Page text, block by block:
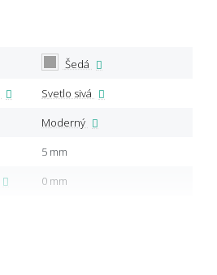
Šedá
Svetlo sivá
Moderný
5 mm
0 mm